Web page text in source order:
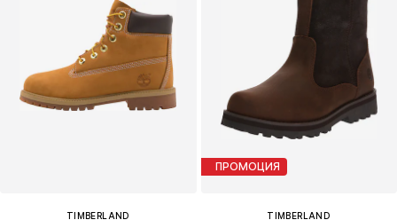
TIMBERLAND
ПРОМОЦИЯ
TIMBERLAND